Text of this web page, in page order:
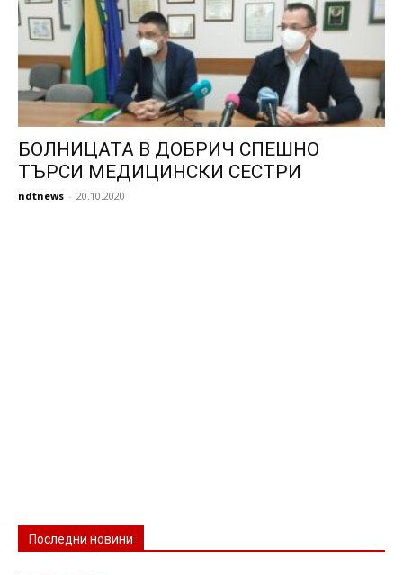
БОЛНИЦАТА В ДОБРИЧ СПЕШНО
ТЪРСИ МЕДИЦИНСКИ СЕСТРИ
ndtnews - 20.10.2020
Последни новини